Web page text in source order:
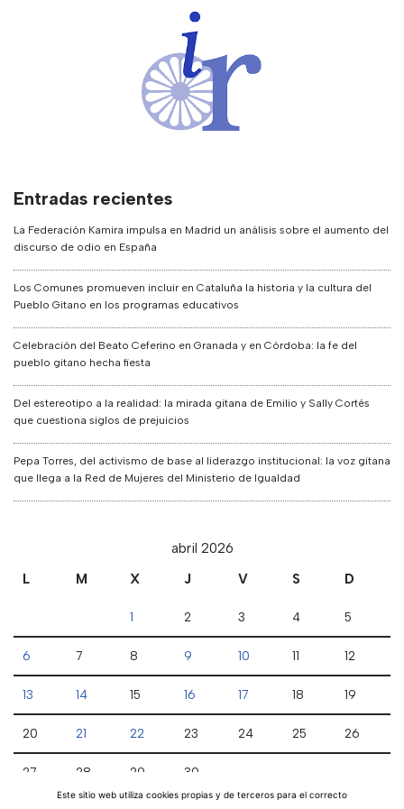
Entradas recientes
La Federación Kamira impulsa en Madrid un análisis sobre el aumento del
discurso de odio en España
Los Comunes promueven incluir en Cataluña la historia y la cultura del
Pueblo Gitano en los programas educativos
Celebración del Beato Ceferino en Granada y en Córdoba: la fe del
pueblo gitano hecha fiesta
Del estereotipo a la realidad: la mirada gitana de Emilio y Sally Cortés
que cuestiona siglos de prejuicios
Pepa Torres, del activismo de base al liderazgo institucional: la voz gitana
que llega a la Red de Mujeres del Ministerio de Igualdad
abril 2026
L
M X J V S D
1 2 3 4 5
6 7 8 9 10 11 12
13 14 15 16 17 18 19
20 21 22 23 24 25 26
27 28 29 30
Este sitio web utiliza cookies propias y de terceros para el correcto